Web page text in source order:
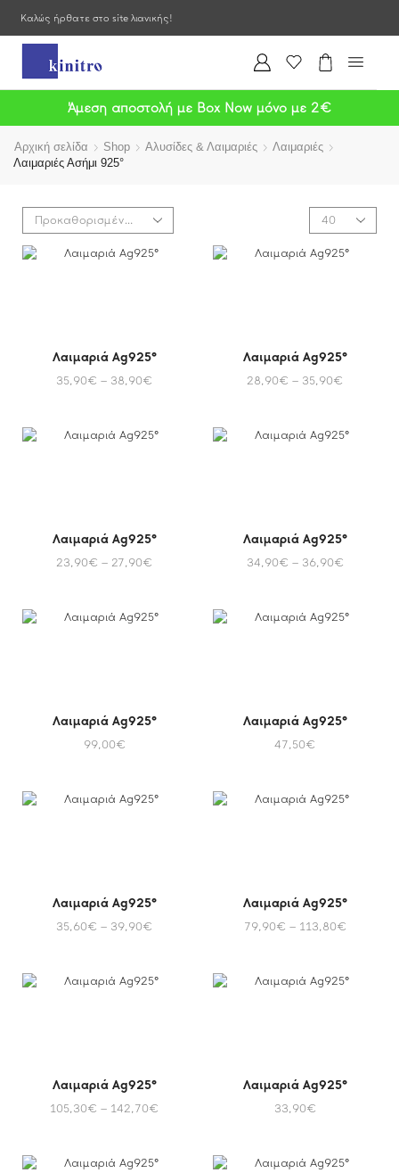
Καλώς ήρθατε στο site λιανικής!
Άμεση αποστολή με Box Now μόνο με 2€
Αρχική σελίδα Shop Αλυσίδες & Λαιμαριές
Λαιμαριές
Λαιμαριές Ασήμι 925°
Λαιμαριά Ag925°
35,90€ – 38,90€
Λαιμαριά Ag925°
28,90€ – 35,90€
Λαιμαριά Ag925°
23,90€ – 27,90€
Λαιμαριά Ag925°
34,90€ – 36,90€
Λαιμαριά Ag925°
99,00€
Λαιμαριά Ag925°
47,50€
Λαιμαριά Ag925°
35,60€ – 39,90€
Λαιμαριά Ag925°
79,90€ – 113,80€
Λαιμαριά Ag925°
105,30€ – 142,70€
Λαιμαριά Ag925°
33,90€